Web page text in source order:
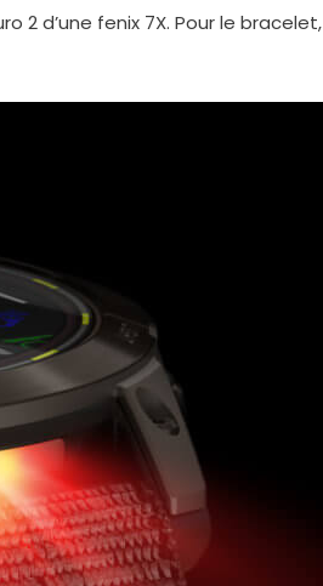
2 d’une fenix 7X. Pour le bracelet,